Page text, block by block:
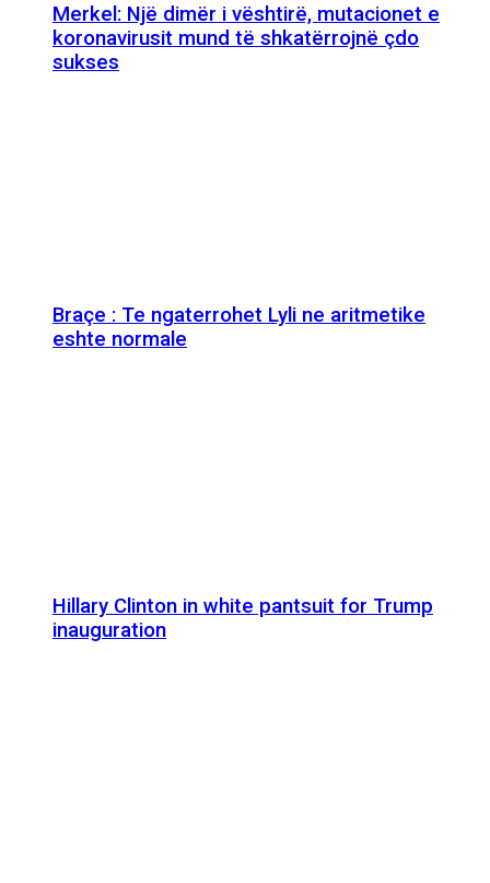
Merkel: Një dimër i vështirë, mutacionet e
koronavirusit mund të shkatërrojnë çdo
sukses
Braçe : Te ngaterrohet Lyli ne aritmetike
eshte normale
Hillary Clinton in white pantsuit for Trump
inauguration